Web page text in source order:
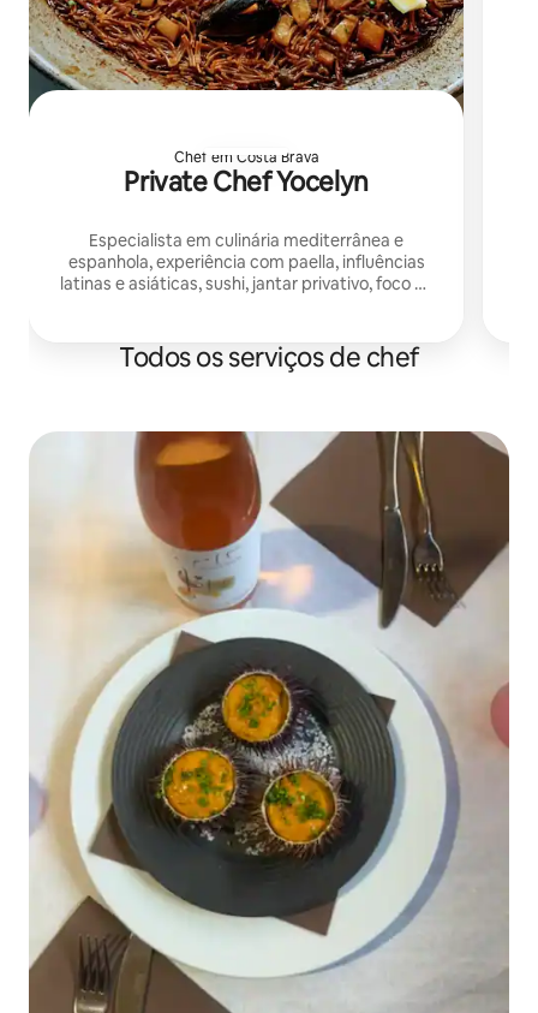
Chef em Costa Brava
Private Chef Yocelyn
Especialista em culinária mediterrânea e
espanhola, experiência com paella, influências
latinas e asiáticas, sushi, jantar privativo, foco na
Todos os serviços de chef